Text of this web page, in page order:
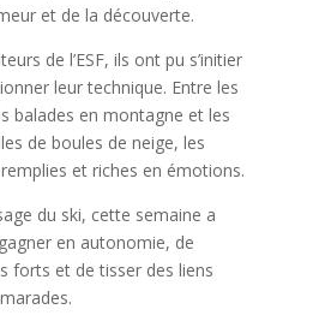
et de la découverte.
de l’ESF, ils ont pu s’initier
leur technique. Entre les
balades en montagne et les
de boules de neige, les
et riches en émotions.
du ski, cette semaine a
en autonomie, de
forts et de tisser des liens